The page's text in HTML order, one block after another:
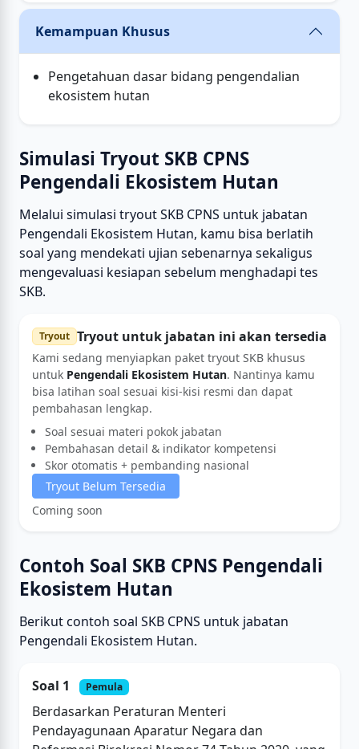
Kemampuan Khusus
Pengetahuan dasar bidang pengendalian
ekosistem hutan
Simulasi Tryout SKB CPNS
Pengendali Ekosistem Hutan
Melalui simulasi tryout SKB CPNS untuk jabatan
Pengendali Ekosistem Hutan, kamu bisa berlatih
soal yang mendekati ujian sebenarnya sekaligus
mengevaluasi kesiapan sebelum menghadapi tes
SKB.
Tryout Tryout untuk jabatan ini akan tersedia
Kami sedang menyiapkan paket tryout SKB khusus
untuk Pengendali Ekosistem Hutan. Nantinya kamu
bisa latihan soal sesuai kisi-kisi resmi dan dapat
pembahasan lengkap.
Soal sesuai materi pokok jabatan
Pembahasan detail & indikator kompetensi
Skor otomatis + pembanding nasional
Tryout Belum Tersedia
Coming soon
Contoh Soal SKB CPNS Pengendali
Ekosistem Hutan
Berikut contoh soal SKB CPNS untuk jabatan
Pengendali Ekosistem Hutan.
Soal 1 Pemula
Berdasarkan Peraturan Menteri
Pendayagunaan Aparatur Negara dan